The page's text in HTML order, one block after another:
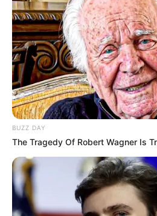
BUZZ DAY
The Tragedy Of Robert Wagner Is